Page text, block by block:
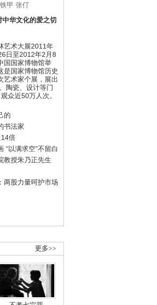
甲 张仃
华文化的爱之切
艺术大展2011年
日至2012年2月8
国国家博物馆举
是国家博物馆历史
艺术家个展，展出
陶瓷、设计等门
众近50万人次。
的
书法家
倍
“以满求空”不留白
教授朱乃正先生
两股力量呵护市场
更多>>